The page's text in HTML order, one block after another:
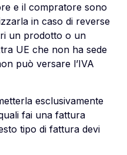
e il compratore sono
in caso di reverse
un prodotto o un
UE che non ha sede
può versare l’IVA
esclusivamente
fai una fattura
tipo di fattura devi